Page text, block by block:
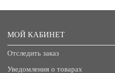
МОЙ КАБИНЕТ
Отследить заказ
Уведомления о товарах